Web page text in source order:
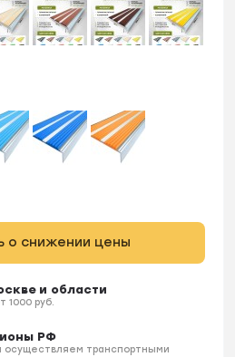
о снижении цены
и области
1000 руб.
РФ
осуществляем транспортными